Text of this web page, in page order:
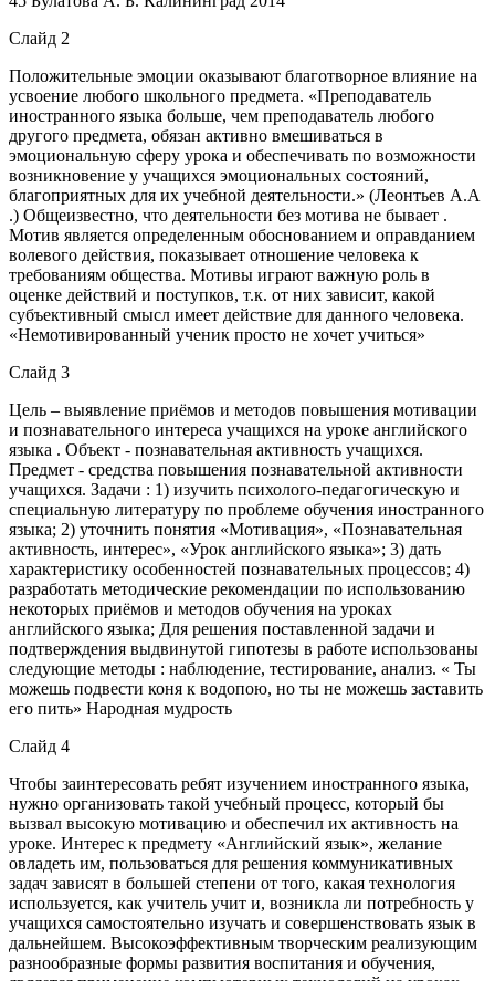
Слайд 2
Положительные эмоции оказывают благотворное влияние на
усвоение любого школьного предмета. «Преподаватель
иностранного языка больше, чем преподаватель любого
другого предмета, обязан активно вмешиваться в
эмоциональную сферу урока и обеспечивать по возможности
возникновение у учащихся эмоциональных состояний,
благоприятных для их учебной деятельности.» (Леонтьев А.А
.) Общеизвестно, что деятельности без мотива не бывает .
Мотив является определенным обоснованием и оправданием
волевого действия, показывает отношение человека к
требованиям общества. Мотивы играют важную роль в
оценке действий и поступков, т.к. от них зависит, какой
субъективный смысл имеет действие для данного человека.
«Немотивированный ученик просто не хочет учиться»
Слайд 3
Цель – выявление приёмов и методов повышения мотивации
и познавательного интереса учащихся на уроке английского
языка . Объект - познавательная активность учащихся.
Предмет - средства повышения познавательной активности
учащихся. Задачи : 1) изучить психолого-педагогическую и
специальную литературу по проблеме обучения иностранного
языка; 2) уточнить понятия «Мотивация», «Познавательная
активность, интерес», «Урок английского языка»; 3) дать
характеристику особенностей познавательных процессов; 4)
разработать методические рекомендации по использованию
некоторых приёмов и методов обучения на уроках
английского языка; Для решения поставленной задачи и
подтверждения выдвинутой гипотезы в работе использованы
следующие методы : наблюдение, тестирование, анализ. « Ты
можешь подвести коня к водопою, но ты не можешь заставить
его пить» Народная мудрость
Слайд 4
Чтобы заинтересовать ребят изучением иностранного языка,
нужно организовать такой учебный процесс, который бы
вызвал высокую мотивацию и обеспечил их активность на
уроке. Интерес к предмету «Английский язык», желание
овладеть им, пользоваться для решения коммуникативных
задач зависят в большей степени от того, какая технология
используется, как учитель учит и, возникла ли потребность у
учащихся самостоятельно изучать и совершенствовать язык в
дальнейшем. Высокоэффективным творческим реализующим
разнообразные формы развития воспитания и обучения,